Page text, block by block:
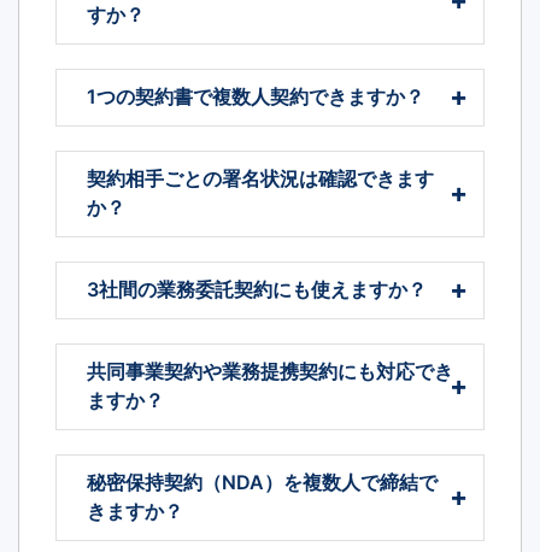
すか？
1つの契約書で複数人契約できますか？
契約相手ごとの署名状況は確認できます
か？
3社間の業務委託契約にも使えますか？
共同事業契約や業務提携契約にも対応でき
ますか？
秘密保持契約（NDA）を複数人で締結で
きますか？